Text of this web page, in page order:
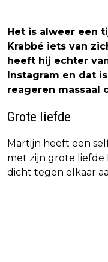
Het is alweer een
Krabbé iets van
heeft hij echter
Instagram en dat
reageren massaal
Grote liefde
Martijn heeft een
met zijn grote liefde
dicht tegen elkaar